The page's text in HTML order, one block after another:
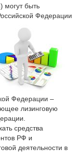
могут быть
Федерации
Федерации –
лизинговую
средства
РФ и
деятельности в